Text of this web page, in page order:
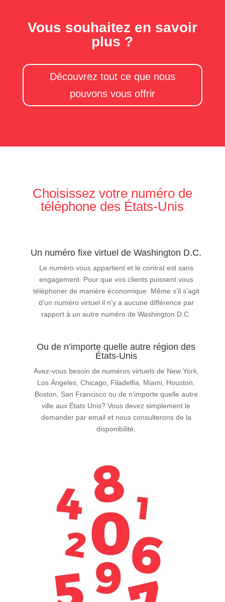
Vous souhaitez en savoir
plus ?
Découvrez tout ce que nous
pouvons vous offrir
Choisissez votre numéro de
téléphone des États-Unis
Un numéro fixe virtuel de Washington D.C.
Le numéro vous appartient et le contrat est sans
engagement. Pour que vos clients puissent vous
téléphoner de manière économique. Même s’il s’agit
d’un numéro virtuel il n’y a aucune différence par
rapport à un autre numéro de Washington D.C.
Ou de n’importe quelle autre région des
États-Unis
Avez-vous besoin de numéros virtuels de New York,
Los Ángeles, Chicago, Filadelfia, Miami, Houston,
Boston, San Francisco ou de n’importe quelle autre
ville aux États Unis? Vous devez simplement le
demander par email et nous consulterons de la
disponibilité.